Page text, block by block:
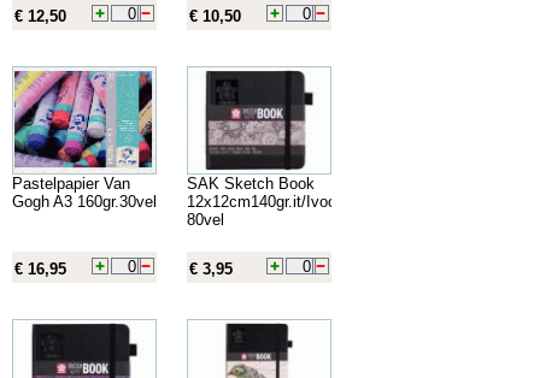
€ 12,50 € 10,50
Pastelpapier Van
Gogh A3 160gr.30vel
€ 16,95
SAK Sketch Book
12x12cm140gr.it/Ivoor
80vel
€ 3,95